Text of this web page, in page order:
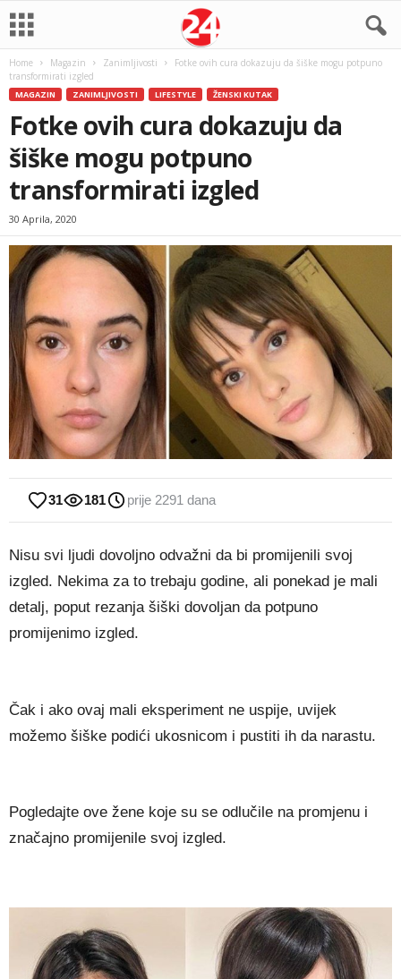
Home Magazin Zanimljivosti
Fotke ovih cura dokazuju da šiške mogu potpuno
transformirati izgled
MAGAZIN ZANIMLJIVOSTI LIFESTYLE ŽENSKI KUTAK
Fotke ovih cura dokazuju da
šiške mogu potpuno
transformirati izgled
30 Aprila, 2020
31 181 prije 2291 dana
Nisu svi ljudi dovoljno odvažni da bi promijenili svoj
izgled. Nekima za to trebaju godine, ali ponekad je mali
detalj, poput rezanja šiški dovoljan da potpuno
promijenimo izgled.
Čak i ako ovaj mali eksperiment ne uspije, uvijek
možemo šiške podići ukosnicom i pustiti ih da narastu.
Pogledajte ove žene koje su se odlučile na promjenu i
značajno promijenile svoj izgled.